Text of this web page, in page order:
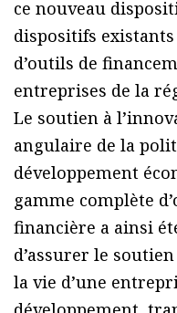
ce nouveau
dispositifs
d’outils de
entreprises de la
Le soutien à
angulaire de la
développement
gamme complète
financière a ainsi
d’assurer le
la vie d’une